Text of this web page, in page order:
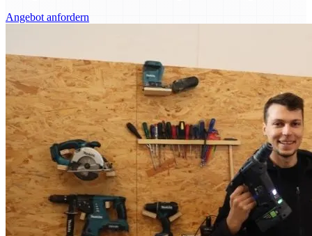
Angebot anfordern